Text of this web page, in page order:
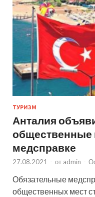
ТУРИЗМ
Анталия
общественные
медсправке
27.08.2021 - от admin -
Обязательные
общественных мест